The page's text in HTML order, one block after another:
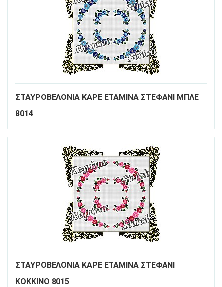
ΣΤΑΥΡΟΒΕΛΟΝΙΑ ΚΑΡΕ ΕΤΑΜΙΝΑ ΣΤΕΦΑΝΙ ΜΠΛΕ
8014
ΣΤΑΥΡΟΒΕΛΟΝΙΑ ΚΑΡΕ ΕΤΑΜΙΝΑ ΣΤΕΦΑΝΙ
ΚΟΚΚΙΝΟ 8015